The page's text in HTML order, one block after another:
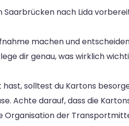
Saarbrücken nach Lida
machen und
dir genau, was wirklich
solltest du Kartons
Achte darauf, dass die
Organisation der